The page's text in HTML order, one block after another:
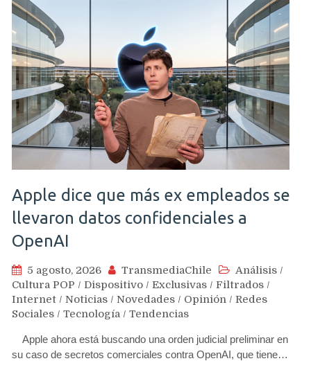
Apple dice que más ex empleados se
llevaron datos confidenciales a
OpenAI
5 agosto, 2026 TransmediaChile Análisis /
Cultura POP / Dispositivo / Exclusivas / Filtrados /
Internet / Noticias / Novedades / Opinión / Redes
Sociales / Tecnología / Tendencias
Apple ahora está buscando una orden judicial preliminar en
su caso de secretos comerciales contra OpenAI, que tiene…